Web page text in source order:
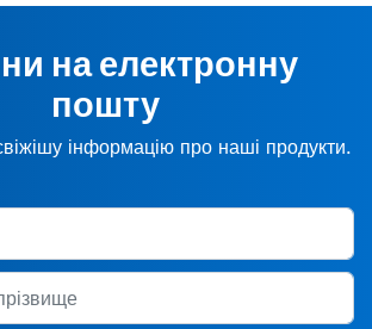
на електронну
пошту
інформацію про наші продукти.